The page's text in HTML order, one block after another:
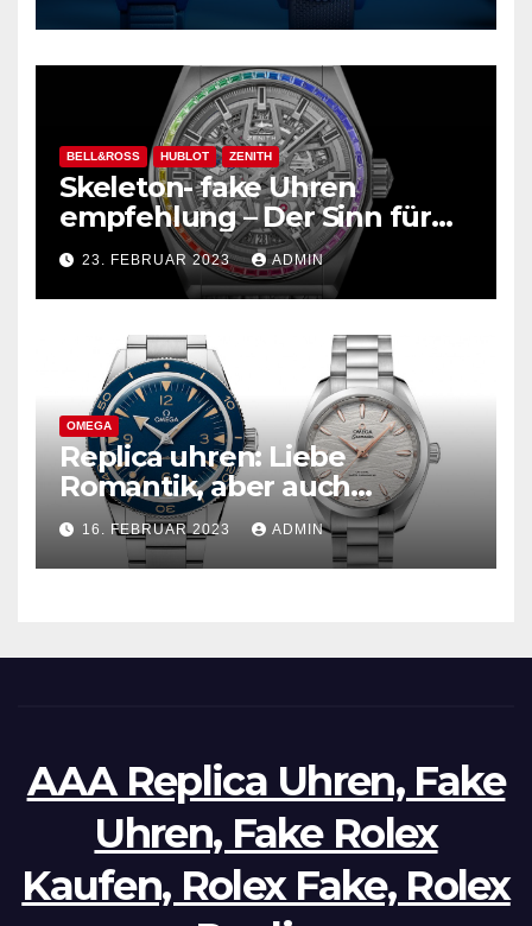
BELL&ROSS HUBLOT ZENITH
Skeleton- fake Uhren
empfehlung – Der Sinn für
Design ist überwältigend!
23. FEBRUAR 2023 ADMIN
OMEGA
Replica uhren: Liebe
Romantik, aber auch
praktisch, empfohlen für den
täglichen Gebrauch
16. FEBRUAR 2023 ADMIN
AAA Replica Uhren, Fake
Uhren, Fake Rolex
Kaufen, Rolex Fake, Rolex